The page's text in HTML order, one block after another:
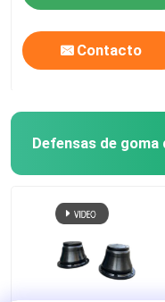
Contacto
Defensas de goma